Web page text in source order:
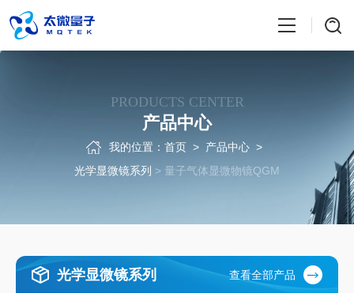
PRODUCTS CENTER
产品中心
我的位置： 首页 > 产品中心 >
光学显微镜系列 > 量子气体显微物镜QGM
光学显微镜系列 查看全部产品